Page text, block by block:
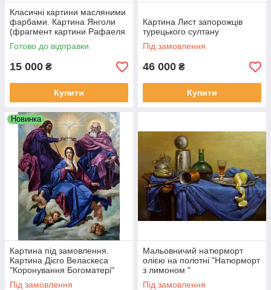
Класичні картини масляними
фарбами. Картина Янголи
(фрагмент картини Рафаеля
"Сикстинська Мадонна""
55*80 см
Готово до відправки
15 000 ₴
Купити
Картина Лист запорожців
турецького султану
Під замовлення
46 000 ₴
Купити
Новинка
Картина під замовлення.
Картина Дієго Веласкеса
"Коронування Богоматері"
Під замовлення
Мальовничий натюрморт
олією на полотні "Натюрморт
з лимоном "
Під замовлення